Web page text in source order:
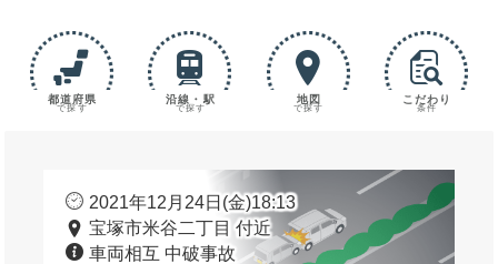
都道府県
で探す
沿線・駅
で探す
地図
で探す
こだわり
条件
2021年12月24日(金)18:13
宝塚市米谷二丁目 付近
車両相互 中破事故